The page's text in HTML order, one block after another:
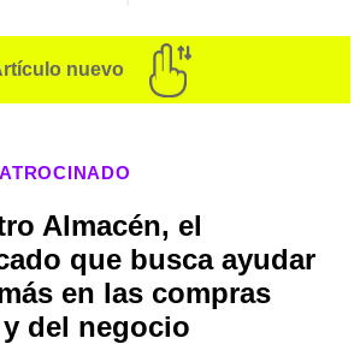
nuevo
Almacén, el
que busca ayudar
en las compras
del negocio